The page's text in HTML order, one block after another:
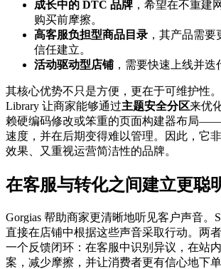
成长中的 DTC 品牌 ，希望在不重建
购买前摩擦。
高客服负担型商品目录 ，其产品需
信任建立。
活动驱动型店铺，需要快速上线并迭
其核心优势不只是方便，更在于可维护性。
Library 让商家能够通过主题安全分区来优
赖硬编码修改或笨重的页面构建器布局
速度，并在后期变得难以管理。因此，它
效果、又重视运营简洁性的品牌。
在客服与转化之间建立更聪
Gorgias 帮助商家更清晰地听见客户声音。
直接在店铺中根据这些声音采取行动。两
一个反馈闭环：在客服中识别异议，在站
案，减少摩擦，并让消费者更有信心地下单